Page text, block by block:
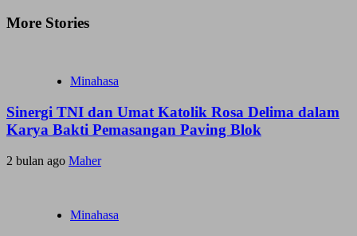
More Stories
Minahasa
Sinergi TNI dan Umat Katolik Rosa Delima dalam
Karya Bakti Pemasangan Paving Blok
2 bulan ago Maher
Minahasa